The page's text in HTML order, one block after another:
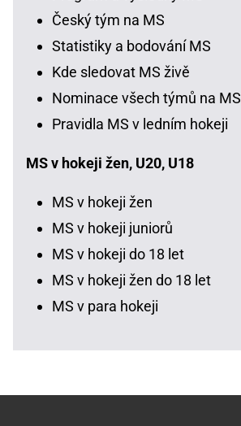
Český tým na MS
Statistiky a bodování MS
Kde sledovat MS živě
Nominace všech týmů na MS
Pravidla MS v ledním hokeji
MS v hokeji žen, U20, U18
MS v hokeji žen
MS v hokeji juniorů
MS v hokeji do 18 let
MS v hokeji žen do 18 let
MS v para hokeji